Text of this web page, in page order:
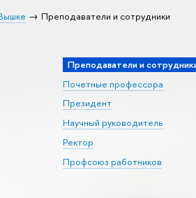
Преподаватели и сотрудники
Преподаватели и
Почетные профессора
Президент
Научный руководитель
Ректор
Профсоюз работников